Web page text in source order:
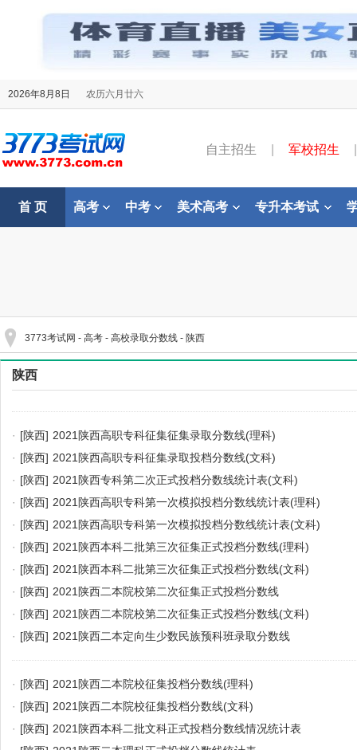
2026年8月8日 农历六月廿六
自主招生 军校招生
首 页 高考 中考 美术高考 专升本考试
3773考试网 - 高考 - 高校录取分数线 - 陕西
陕西
· [陕西] 2021陕西高职专科征集征集录取分数线(理科)
· [陕西] 2021陕西高职专科征集录取投档分数线(文科)
· [陕西] 2021陕西专科第二次正式投档分数线统计表(文科)
· [陕西] 2021陕西高职专科第一次模拟投档分数线统计表(理科)
· [陕西] 2021陕西高职专科第一次模拟投档分数线统计表(文科)
· [陕西] 2021陕西本科二批第三次征集正式投档分数线(理科)
· [陕西] 2021陕西本科二批第三次征集正式投档分数线(文科)
· [陕西] 2021陕西二本院校第二次征集正式投档分数线
· [陕西] 2021陕西二本院校第二次征集正式投档分数线(文科)
· [陕西] 2021陕西二本定向生少数民族预科班录取分数线
· [陕西] 2021陕西二本院校征集投档分数线(理科)
· [陕西] 2021陕西二本院校征集投档分数线(文科)
· [陕西] 2021陕西本科二批文科正式投档分数线情况统计表